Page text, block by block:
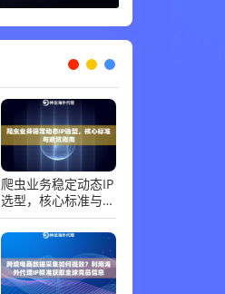
爬虫业务稳定动态IP
选型，核心标准与避
坑指南